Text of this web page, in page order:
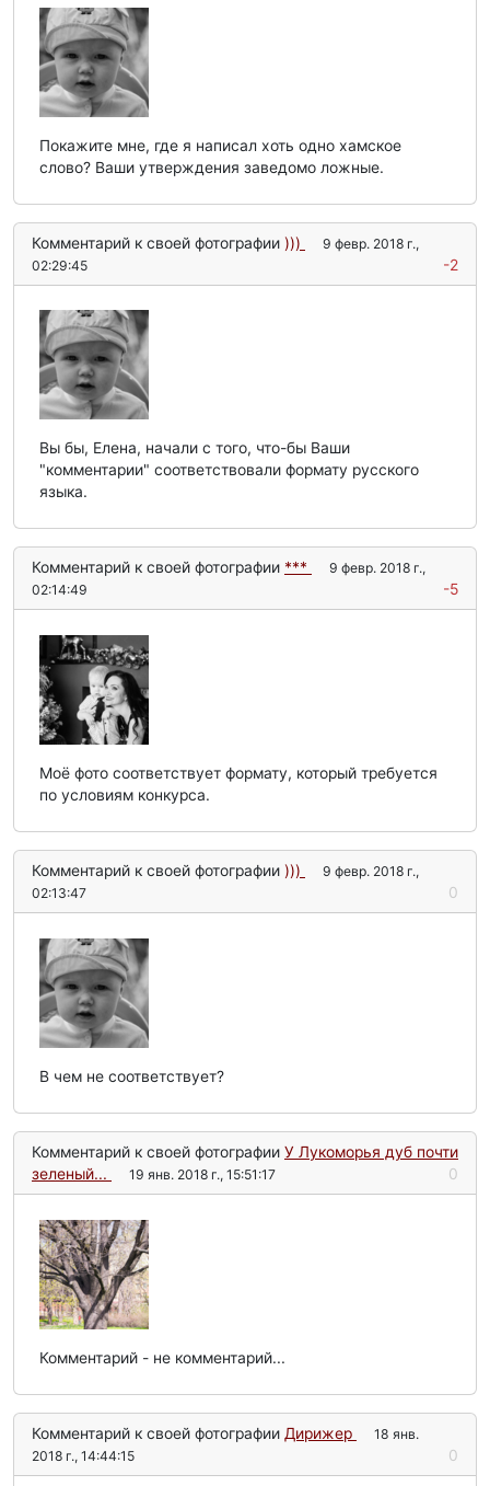
Покажите мне, где я написал хоть одно хамское
слово? Ваши утверждения заведомо ложные.
Комментарий к своей фотографии )))
9 февр. 2018 г.,
02:29:45
-2
Вы бы, Елена, начали с того, что-бы Ваши
"комментарии" соответствовали формату русского
языка.
Комментарий к своей фотографии ***
9 февр. 2018 г.,
02:14:49
-5
Моё фото соответствует формату, который требуется
по условиям конкурса.
Комментарий к своей фотографии )))
9 февр. 2018 г.,
02:13:47
0
В чем не соответствует?
Комментарий к своей фотографии У Лукоморья дуб почти
зеленый...
19 янв. 2018 г., 15:51:17 0
Комментарий - не комментарий...
Комментарий к своей фотографии Дирижер
18 янв.
2018 г., 14:44:15
0